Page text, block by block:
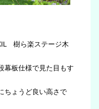
樹ら楽ステージ木
幕板仕様で見た目もす
ちょうど良い高さで